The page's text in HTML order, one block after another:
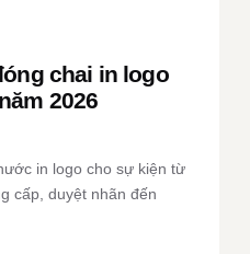
chai in logo
2026
in logo cho sự kiện từ
cấp, duyệt nhãn đến